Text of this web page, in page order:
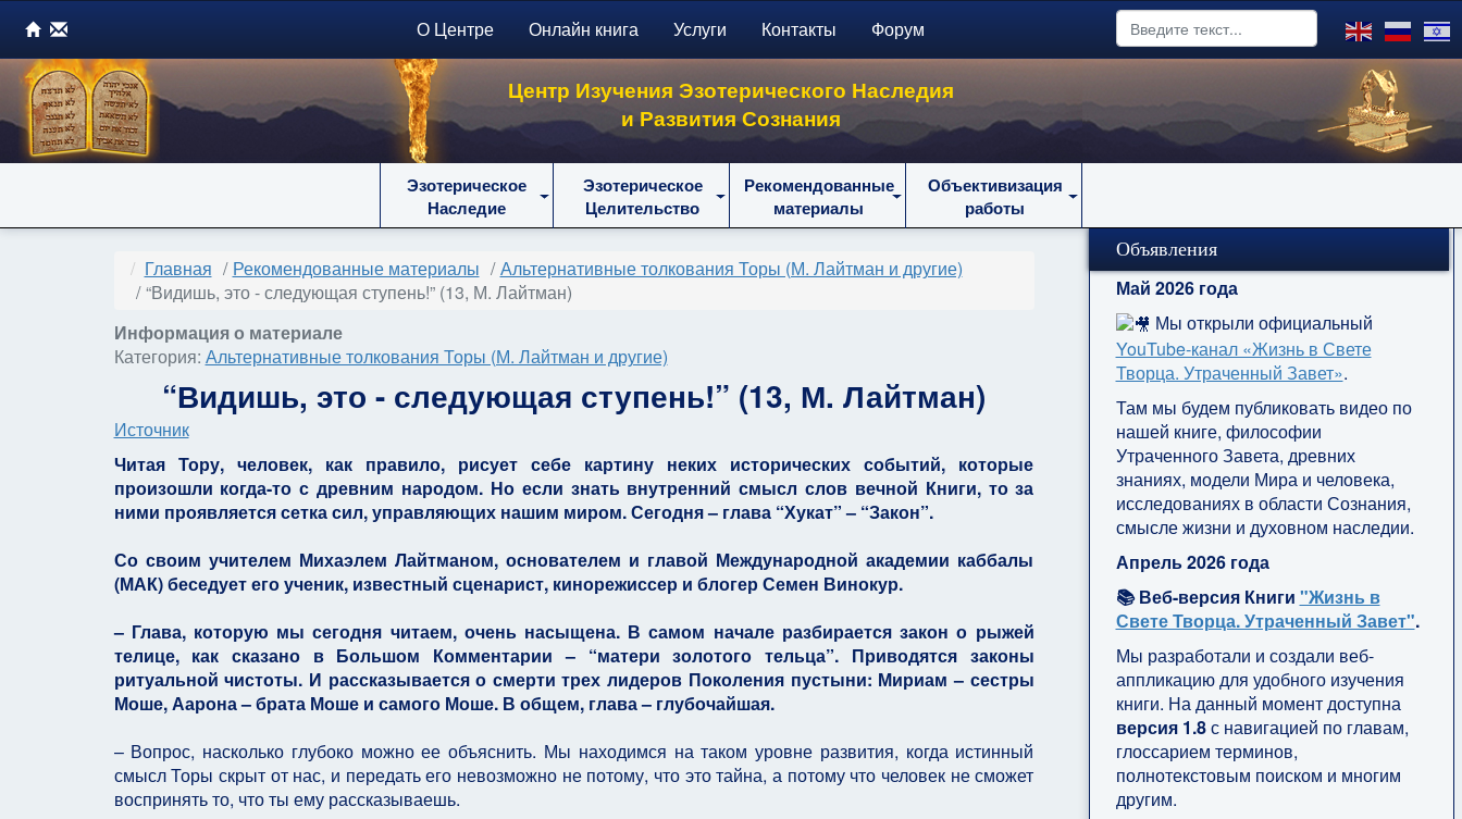
О Центре Онлайн книга Услуги Контакты Форум
Центр Изучения Эзотерического Наследия
и Развития Сознания
Эзотерическое
Наследие
Эзотерическое
Целительство
Рекомендованные
материалы
Объективизация
работы
Главная Рекомендованные материалы
Альтернативные толкования Торы (М. Лайтман и другие)
“Видишь, это - следующая ступень!” (13, М. Лайтман)
Информация о материале
Категория: Альтернативные толкования Торы (М. Лайтман и другие)
“Видишь, это - следующая ступень!” (13, М. Лайтман)
Источник
Читая Тору, человек, как правило, рисует себе картину неких исторических событий, которые
произошли когда-то с древним народом. Но если знать внутренний смысл слов вечной Книги, то за
ними проявляется сетка сил, управляющих нашим миром. Сегодня – глава “Хукат” – “Закон”.
Со своим учителем Михаэлем Лайтманом, основателем и главой Международной академии каббалы
(МАК) беседует его ученик, известный сценарист, кинорежиссер и блогер Семен Винокур.
– Глава, которую мы сегодня читаем, очень насыщена. В самом начале разбирается закон о рыжей
телице, как сказано в Большом Комментарии – “матери золотого тельца”. Приводятся законы
ритуальной чистоты. И рассказывается о смерти трех лидеров Поколения пустыни: Мириам – сестры
Моше, Аарона – брата Моше и самого Моше. В общем, глава – глубочайшая.
– Вопрос, насколько глубоко можно ее объяснить. Мы находимся на таком уровне развития, когда истинный
смысл Торы скрыт от нас, и передать его невозможно не потому, что это тайна, а потому что человек не сможет
воспринять то, что ты ему рассказываешь.
Объявления
Май 2026 года
Мы открыли официальный
YouTube‑канал «Жизнь в Свете
Творца. Утраченный Завет».
Там мы будем публиковать видео по
нашей книге, философии
Утраченного Завета, древних
знаниях, модели Мира и человека,
исследованиях в области Сознания,
смысле жизни и духовном наследии.
Апрель 2026 года
📚 Веб-версия Книги "Жизнь в
Свете Творца. Утраченный Завет".
Мы разработали и создали веб-
аппликацию для удобного изучения
книги. На данный момент доступна
версия 1.8с навигацией по главам,
глоссарием терминов,
полнотекстовым поиском и многим
другим.